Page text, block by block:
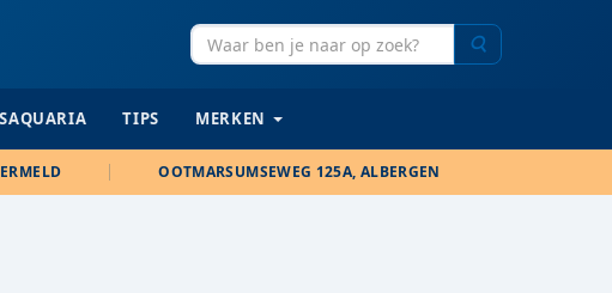
TIPS MERKEN
OOTMARSUMSEWEG 125A, ALBERGEN